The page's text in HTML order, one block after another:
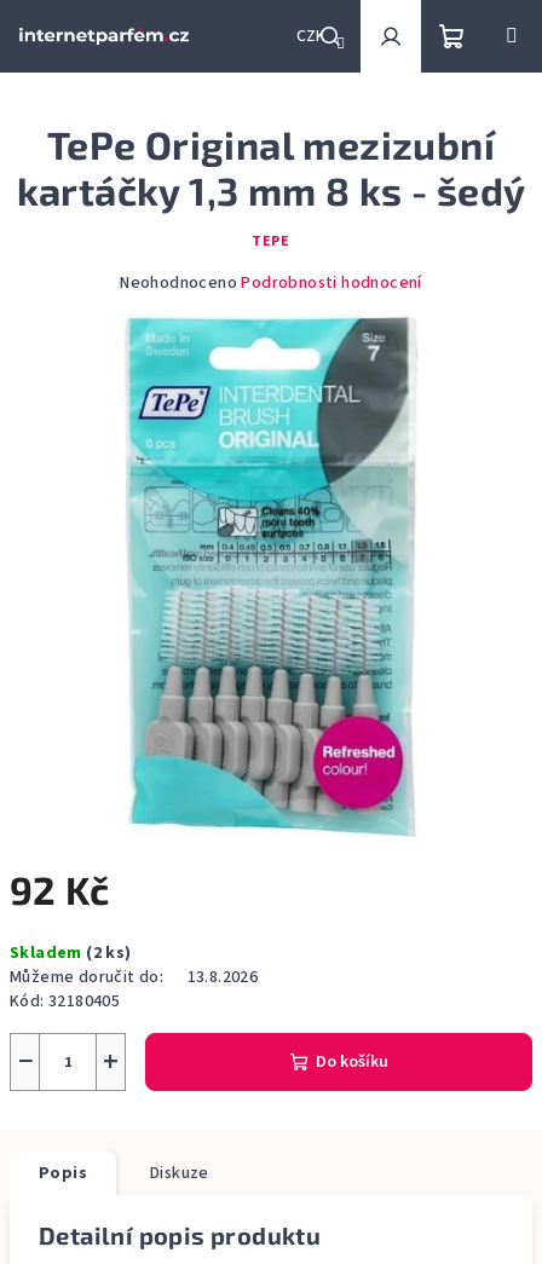
CZK
Hledat PřihlášeníNákupní
košík
92 Kč
cena:
Skladem (2 ks)
Můžeme doručit do:
13.8.2026
Kód: 32180405
+
− Do košíku
TePe Original mezizubní
kartáčky 1,3 mm 8 ks - šedý
TEPE
Průměrné
produktu
je
0,0
hvězdiček.
Neohodnoceno Podrobnosti hodnocení
Popis Diskuze
Detailní popis produktu